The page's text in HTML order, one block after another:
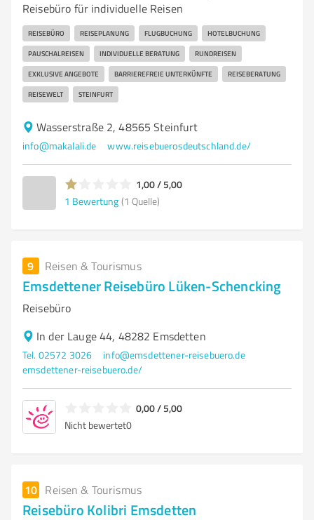
Reisebüro für individuelle Reisen
REISEBÜRO REISEPLANUNG FLUGBUCHUNG HOTELBUCHUNG
PAUSCHALREISEN INDIVIDUELLE BERATUNG RUNDREISEN
EXKLUSIVE ANGEBOTE BARRIEREFREIE UNTERKÜNFTE REISEBERATUNG
REISEWELT STEINFURT
Wasserstraße 2, 48565 Steinfurt
info@makalali.de www.reisebuerosdeutschland.de/
1,00 / 5,00
1 Bewertung (1 Quelle)
9 Reisen & Tourismus
Emsdettener Reisebüro Lüken-Schencking
Reisebüro
In der Lauge 44, 48282 Emsdetten
Tel. 02572 3026
info@emsdettener-reisebuero.de
emsdettener-reisebuero.de/
0,00 / 5,00
Nicht bewertet0
10 Reisen & Tourismus
Reisebüro Kolibri Emsdetten